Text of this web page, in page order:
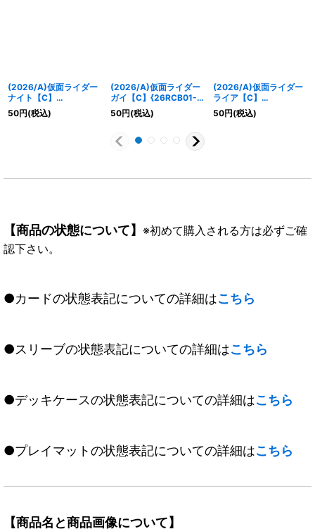
(2026/A)仮面ライダー
ナイト【C】
{26RCB01-027}《白》
50円(税込)
(2026/A)仮面ライダー
ガイ【C】{26RCB01-
029}《白》
50円(税込)
(2026/A)仮面ライダー
ライア【C】
{26RCB01-030}《白》
50円(税込)
【商品の状態について】 ※初めて購入される方は必ずご確
認下さい。
●カードの状態表記についての詳細はこちら
●スリーブの状態表記についての詳細はこちら
●デッキケースの状態表記についての詳細はこちら
●プレイマットの状態表記についての詳細はこちら
【商品名と商品画像について】